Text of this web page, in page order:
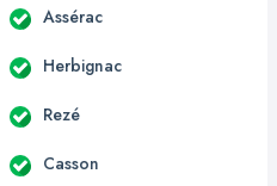
Assérac
Herbignac
Rezé
Casson